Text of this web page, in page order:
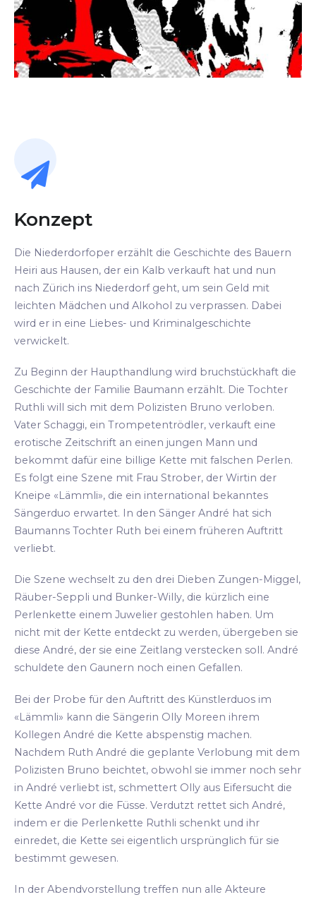
Konzept
Die Niederdorfoper erzählt die Geschichte des Bauern
Heiri aus Hausen, der ein Kalb verkauft hat und nun
nach Zürich ins Niederdorf geht, um sein Geld mit
leichten Mädchen und Alkohol zu verprassen. Dabei
wird er in eine Liebes- und Kriminalgeschichte
verwickelt.
Zu Beginn der Haupthandlung wird bruchstückhaft die
Geschichte der Familie Baumann erzählt. Die Tochter
Ruthli will sich mit dem Polizisten Bruno verloben.
Vater Schaggi, ein Trompetentrödler, verkauft eine
erotische Zeitschrift an einen jungen Mann und
bekommt dafür eine billige Kette mit falschen Perlen.
Es folgt eine Szene mit Frau Strober, der Wirtin der
Kneipe «Lämmli», die ein international bekanntes
Sängerduo erwartet. In den Sänger André hat sich
Baumanns Tochter Ruth bei einem früheren Auftritt
verliebt.
Die Szene wechselt zu den drei Dieben Zungen-Miggel,
Räuber-Seppli und Bunker-Willy, die kürzlich eine
Perlenkette einem Juwelier gestohlen haben. Um
nicht mit der Kette entdeckt zu werden, übergeben sie
diese André, der sie eine Zeitlang verstecken soll. André
schuldete den Gaunern noch einen Gefallen.
Bei der Probe für den Auftritt des Künstlerduos im
«Lämmli» kann die Sängerin Olly Moreen ihrem
Kollegen André die Kette abspenstig machen.
Nachdem Ruth André die geplante Verlobung mit dem
Polizisten Bruno beichtet, obwohl sie immer noch sehr
in André verliebt ist, schmettert Olly aus Eifersucht die
Kette André vor die Füsse. Verdutzt rettet sich André,
indem er die Perlenkette Ruthli schenkt und ihr
einredet, die Kette sei eigentlich ursprünglich für sie
bestimmt gewesen.
In der Abendvorstellung treffen nun alle Akteure